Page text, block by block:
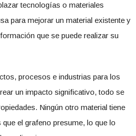
tecnologías o materiales
para mejorar un material existente y
que se puede realizar su
procesos e industrias para los
un impacto significativo, todo se
Ningún otro material tiene
el grafeno presume, lo que lo